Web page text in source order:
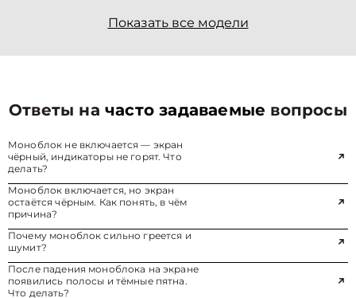
Показать все модели
Ответы начасто задаваемые вопросы
Моноблок не включается — экран
чёрный, индикаторы не горят. Что
делать?
Моноблок включается, но экран
остаётся чёрным. Как понять, в чём
причина?
Почему моноблок сильно греется и
шумит?
После падения моноблока на экране
появились полосы и тёмные пятна.
Что делать?